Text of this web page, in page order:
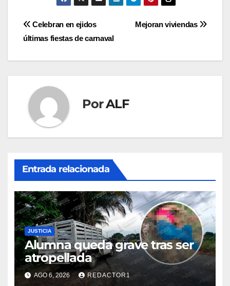
Navegación
Mejoran viviendas
Celebran en ejidos
últimas fiestas de carnaval
PorALF
Entrada relacionada
JUSTICIA
Alumna queda grave tras ser
atropellada
AGO 6, 2026 REDACTOR1